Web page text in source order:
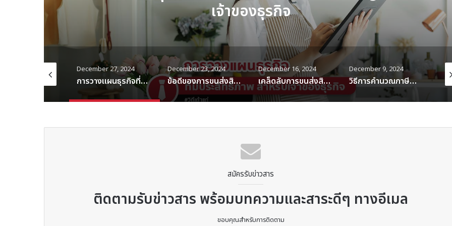
การวางแผนธุรกิจที่มีประสิทธิภาพ: ขั้นตอนสำคัญสำหรับเจ้าของธุรกิจ
December 23, 2024
ข้อดีของการขนส่งสินค้าทางรถยนต์ระหว่างประเทศในเอเชีย
December 16, 2024
เคล็ดลับการขนส่งสินค้าทางอากาศให้ประหยัดและมีประสิทธิภาพ
December 9, 2024
วิธีการคำนวณภาษีนำเข้าสินค้าจากต่างประเทศ
December 3, 2024
สมัครรับข่าวสาร
ติดตามรับข่าวสาร พร้อมบทความและสาระดีๆ ทางอีเมล
ขอบคุณสำหรับการติดตาม